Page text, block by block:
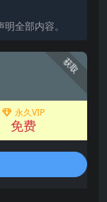
全部内容。
获取
永久VIP
免费